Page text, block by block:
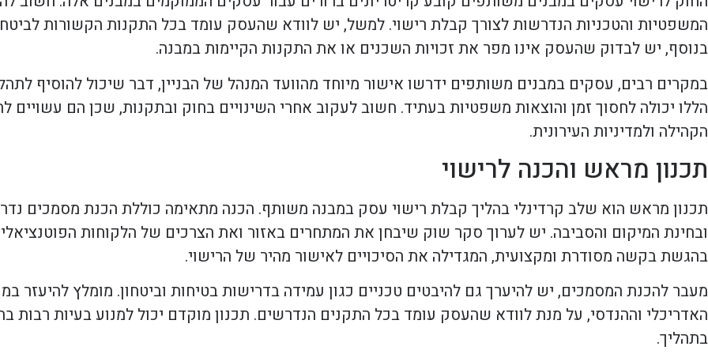
המשפטיות והטכניות הנדרשות לצורך קבלת רישוי. למשל, יש לוודא שהעסק עומד בכל התקנות הקשורות
בנוסף, יש לבדוק שהעסק אינו מפר את זכויות השכנים או את התקנות הקיימות במבנה.
במקרים רבים, עסקים במבנים משותפים ידרשו אישור מיוחד מהוועד המנהל של הבניין, דבר שיכול להוסיף
הללו יכולה לחסוך זמן והוצאות משפטיות בעתיד. חשוב לעקוב אחרי השינויים בחוק ובתקנות, שכן הם
הקהילה ולמדיניות העירונית.
תכנון מראש והכנה לרישוי
תכנון מראש הוא שלב קרדינלי בהליך קבלת רישוי עסק במבנה משותף. הכנה מתאימה כוללת הכנת מסמכים
ובחינת המיקום והסביבה. יש לערוך סקר שוק שיבחן את המתחרים באזור ואת הצרכים של הלקוחות
בהגשת בקשה מסודרת ומקצועית, המגדילה את הסיכויים לאישור מהיר של הרישוי.
מעבר להכנת המסמכים, יש להיערך גם להיבטים טכניים כגון עמידה בדרישות בטיחות וביטחון. מומלץ להיעזר
האדריכלי וההנדסי, על מנת לוודא שהעסק עומד בכל התקנים הנדרשים. תכנון מוקדם יכול למנוע בעיות רבות
בתהליך.